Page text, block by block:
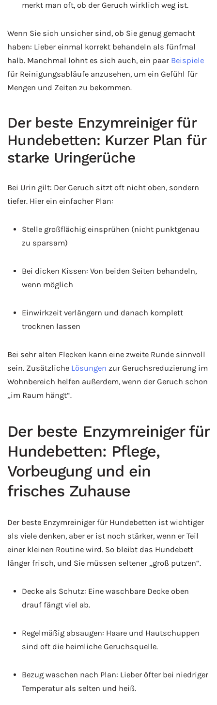
merkt man oft, ob der Geruch wirklich weg ist.
Wenn Sie sich unsicher sind, ob Sie genug gemacht
haben: Lieber einmal korrekt behandeln als fünfmal
halb. Manchmal lohnt es sich auch, ein paar Beispiele
für Reinigungsabläufe anzusehen, um ein Gefühl für
Mengen und Zeiten zu bekommen.
Der beste Enzymreiniger für
Hundebetten: Kurzer Plan für
starke Uringerüche
Bei Urin gilt: Der Geruch sitzt oft nicht oben, sondern
tiefer. Hier ein einfacher Plan:
Stelle großflächig einsprühen (nicht punktgenau
zu sparsam)
Bei dicken Kissen: Von beiden Seiten behandeln,
wenn möglich
Einwirkzeit verlängern und danach komplett
trocknen lassen
Bei sehr alten Flecken kann eine zweite Runde sinnvoll
sein. Zusätzliche Lösungen zur Geruchsreduzierung im
Wohnbereich helfen außerdem, wenn der Geruch schon
„im Raum hängt“.
Der beste Enzymreiniger für
Hundebetten: Pflege,
Vorbeugung und ein
frisches Zuhause
Der beste Enzymreiniger für Hundebetten ist wichtiger
als viele denken, aber er ist noch stärker, wenn er Teil
einer kleinen Routine wird. So bleibt das Hundebett
länger frisch, und Sie müssen seltener „groß putzen“.
Decke als Schutz: Eine waschbare Decke oben
drauf fängt viel ab.
Regelmäßig absaugen: Haare und Hautschuppen
sind oft die heimliche Geruchsquelle.
Bezug waschen nach Plan: Lieber öfter bei niedriger
Temperatur als selten und heiß.